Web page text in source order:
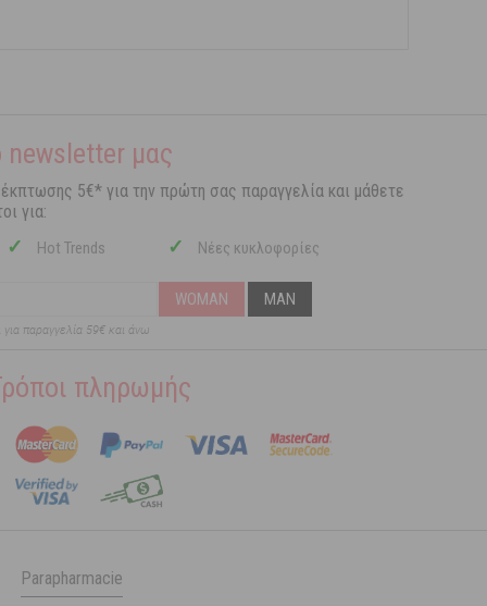
newsletter μας
5€* για την πρώτη σας παραγγελία και μάθετε
για:
✓ Hot Trends ✓ Νέες κυκλοφορίες
WOMAN MAN
για παραγγελία 59€ και άνω
πληρωμής
Parapharmacie